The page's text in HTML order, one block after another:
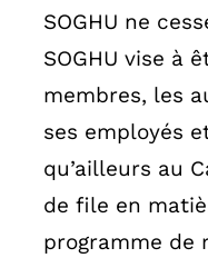
SOGHU ne
SOGHU vise à
membres, les
ses employés
qu’ailleurs au
de file en
programme de